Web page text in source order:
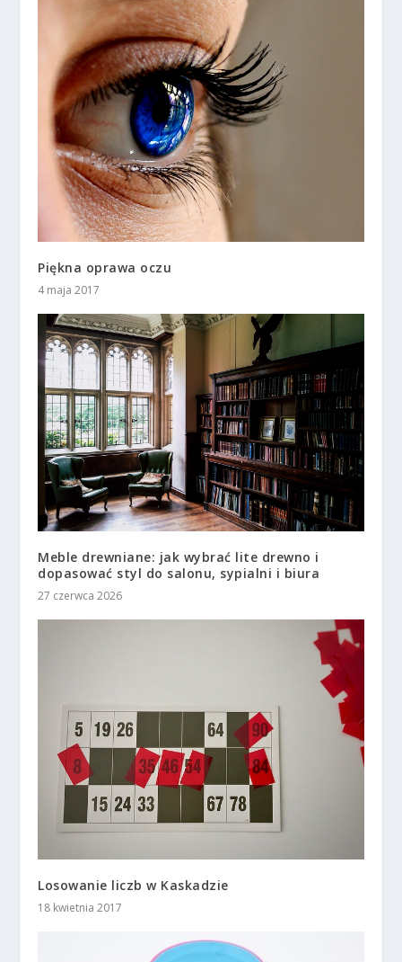
Piękna oprawa oczu
4 maja 2017
Meble drewniane: jak wybrać lite drewno i
dopasować styl do salonu, sypialni i biura
27 czerwca 2026
Losowanie liczb w Kaskadzie
18 kwietnia 2017